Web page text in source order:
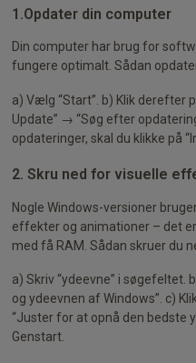
1.Opdater din computer
Din computer har brug for
fungere optimalt. Sådan
a) Vælg “Start”. b) Klik derefter
Update” → “Søg efter
opdateringer, skal du klikke på
2. Skru ned for visuelle
Nogle Windows-versioner
effekter og animationer – det
med få RAM. Sådan skruer du
a) Skriv “ydeevne” i
og ydeevnen af Windows”. c)
“Juster for at opnå den bedste
Genstart.